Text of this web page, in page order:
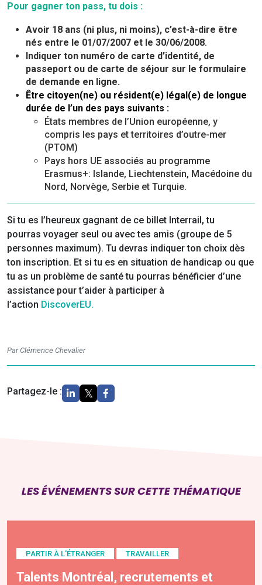
Pour gagner ton pass, tu dois :
Avoir 18 ans (ni plus, ni moins), c’est-à-dire être
nés entre le 01/07/2007 et le 30/06/2008.
Indiquer ton numéro de carte d’identité, de
passeport ou de carte de séjour sur le formulaire
de demande en ligne.
Être citoyen(ne) ou résident(e) légal(e) de longue
durée de l’un des pays suivants :
États membres de l’Union européenne, y
compris les pays et territoires d’outre-mer
(PTOM)
Pays hors UE associés au programme
Erasmus+: Islande, Liechtenstein, Macédoine du
Nord, Norvège, Serbie et Turquie.
Si tu es l’heureux gagnant de ce billet Interrail, tu
pourras voyager seul ou avec tes amis (groupe de 5
personnes maximum). Tu devras indiquer ton choix dès
ton inscription. Et si tu es en situation de handicap ou que
tu as un problème de santé tu pourras bénéficier d’une
assistance pour t’aider à participer à
l’action DiscoverEU.
Par Clémence Chevalier
Partagez-le :
LES ÉVÉNEMENTS SUR CETTE THÉMATIQUE
PARTIR À L'ÉTRANGER TRAVAILLER
Talents Montréal, recrutements et